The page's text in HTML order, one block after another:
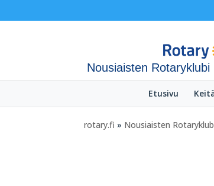
Nousiaisten Rotaryklubi
Etusivu
rotary.fi » Nousiaisten